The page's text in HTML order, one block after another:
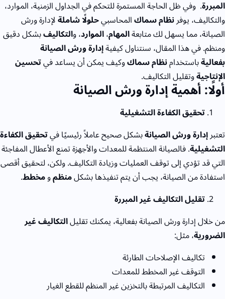
المبررة. وفي ظل الحاجة المستمرة للتحكم في الجداول الزمنية، الموارد،
والتكاليف، يوفرنظام سماكالمحاسبيحلولًا شاملةلإدارة ورش
الصيانة، مما يسهل لك متابعةالمهام،الموارد، والتكاليفبشكل دقيق
ومنظم. في هذا المقال، سنتناول كيفيةإدارة ورش الصيانة
بفعاليةباستخدامنظام سماكوكيف يمكن أن يساعد فيتحسين
الإنتاجيةوتقليل التكاليف.
أولًا: أهمية إدارة ورش الصيانة
تحقيق الكفاءة التشغيلية
تعتبرإدارة ورش الصيانةبشكل صحيح عاملاً رئيسيًا فيتحقيق الكفاءة
التشغيلية. فالصيانة المنتظمة للمعدات والأجهزة تمنع الأعطال المفاجئة
التي قد تؤدي إلى توقف العمليات وزيادة التكاليف. ولكن، لتحقيق أقصى
استفادة من الصيانة، يجب أن يتم تنفيذها بشكلمنظمومخطط.
تقليل التكاليف غير المبررة
من خلال إدارة ورش الصيانة بفعالية، يمكنك تقليلالتكاليف غير
الضرورية، مثل:
تكاليف الإصلاحات الطارئة
التوقف غير المخطط للمعدات
التكاليف المرتبطة بالتخزين غير المنظم للقطع الغيار